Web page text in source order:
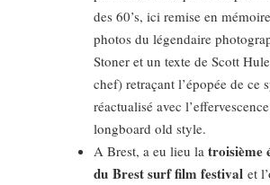
des 60’s, ici remise en
photos du légendaire
Stoner et un texte de Scott
chef) retraçant l’épopée de ce
réactualisé avec
longboard old style.
A Brest, a eu lieu la troisième
du Brest surf film festival et